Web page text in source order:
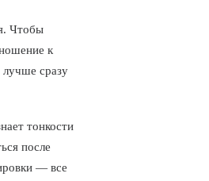
Чтобы
к
лучше сразу
тонкости
после
— все